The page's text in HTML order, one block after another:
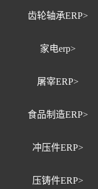
齿轮轴承ERP>
家电erp>
屠宰ERP>
食品制造ERP>
冲压件ERP>
压铸件ERP>